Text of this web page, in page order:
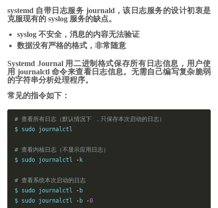
systemd 自带日志服务 journald，该日志服务的设计初衷是
克服现有的 syslog 服务的缺点。
syslog 不安全，消息的内容无法验证
数据没有严格的格式，非常随意
Systemd Journal 用二进制格式保存所有日志信息，用户使
用 journalctl 命令来查看日志信息。无需自己编写复杂脆弱
的字符串分析处理程序。
常见的指令如下：
# 查看所有日志（默认情况下 ，只保存本次启动的日志）
$ sudo journalctl
# 查看内核日志（不显示应用日志）
$ sudo journalctl
- k
# 查看系统本次启动的日志
$ sudo journalctl
- b
$ sudo journalctl
- b -0